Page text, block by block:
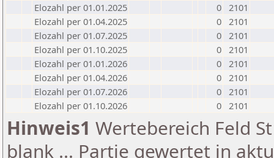
Elozahl per 01.01.2025
0 2101
Elozahl per 01.04.2025
0 2101
Elozahl per 01.07.2025
0 2101
Elozahl per 01.10.2025
0 2101
Elozahl per 01.01.2026
0 2101
Elozahl per 01.04.2026
0 2101
Elozahl per 01.07.2026
0 2101
Elozahl per 01.10.2026
0 2101
Hinweis1 Wertebereich Feld
blank ... Partie gewertet in